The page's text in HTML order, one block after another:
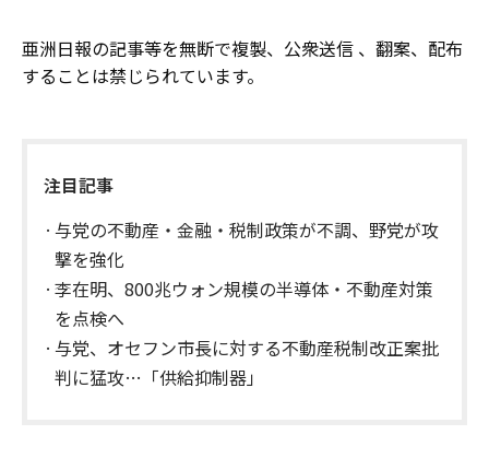
亜洲日報の記事等を無断で複製、公衆送信 、翻案、配布
することは禁じられています。
注目記事
与党の不動産・金融・税制政策が不調、野党が攻
撃を強化
李在明、800兆ウォン規模の半導体・不動産対策
を点検へ
与党、オセフン市長に対する不動産税制改正案批
判に猛攻…「供給抑制器」